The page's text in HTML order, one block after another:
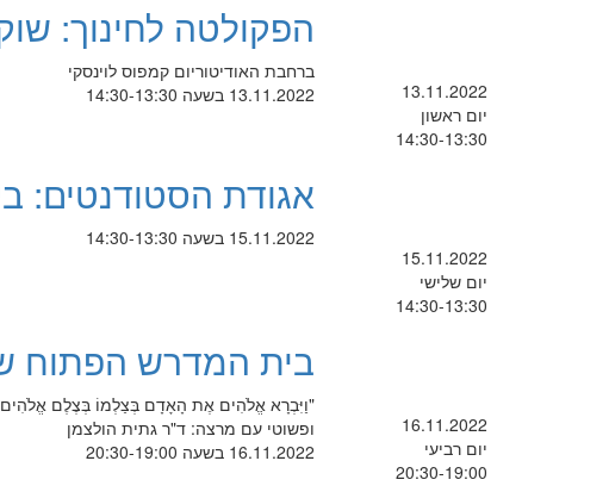
13.11.2022
יום ראשון
14:30-13:30
הפקולטה לחינוך:
ברחבת האודיטוריום קמפוס לוינסקי
13.11.2022 בשעה 14:30-13:30
15.11.2022
יום שלישי
14:30-13:30
אגודת הסטודנטים:
15.11.2022 בשעה 14:30-13:30
16.11.2022
יום רביעי
20:30-19:00
בית המדרש הפתוח
"וַיִּבְרָא אֱלֹהִים אֶת הָאָדָם בְּצַלְמוֹ בְּצֶלֶם אֱלֹהִים
ופשוטי עם מרצה: ד"ר גתית הולצמן
16.11.2022 בשעה 20:30-19:00